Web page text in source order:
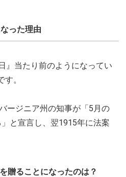
った理由
』当たり前のようになってい
。
ージニア州の知事が「5月の
と宣言し、翌1915年に法案
贈ることになったのは？